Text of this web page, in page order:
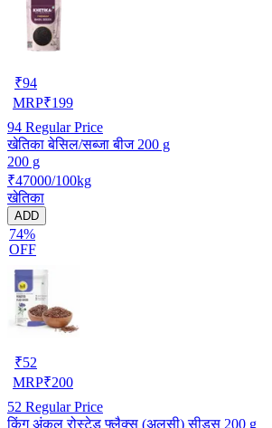
₹94
MRP₹199
94 Regular Price
खेतिका बेसिल/सब्जा बीज 200 g
200 g
₹47000/100kg
खेतिका
ADD
74%
OFF
₹52
MRP₹200
52 Regular Price
किंग अंकल रोस्टेड फ्लैक्स (अलसी) सीड्स 200 g